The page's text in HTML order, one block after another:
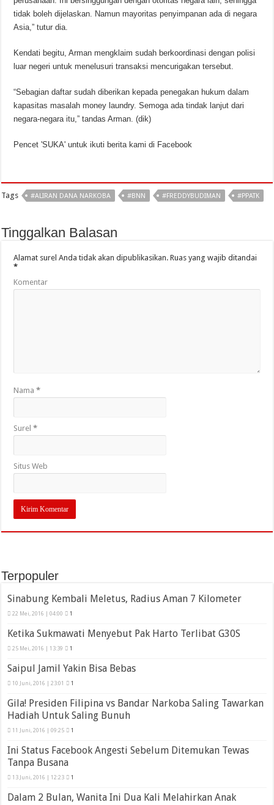
tidak boleh dijelaskan. Namun mayoritas penyimpanan ada di negara
Asia,” tutur dia.
Kendati begitu, Arman mengklaim sudah berkoordinasi dengan polisi
luar negeri untuk menelusuri transaksi mencurigakan tersebut.
“Sebagian daftar sudah diberikan kepada penegakan hukum dalam
kapasitas masalah money laundry. Semoga ada tindak lanjut dari
negara-negara itu,” tandas Arman. (dik)
Pencet 'SUKA' untuk ikuti berita kami di Facebook
Tags #ALIRAN DANA NARKOBA #BNN #FREDDYBUDIMAN #PPATK
Tinggalkan Balasan
Alamat surel Anda tidak akan dipublikasikan. Ruas yang wajib ditandai
*
Komentar
Nama*
Surel*
Situs Web
Terpopuler
Sinabung Kembali Meletus, Radius Aman 7 Kilometer
22 Mei, 2016 | 04:00 1
Ketika Sukmawati Menyebut Pak Harto Terlibat G30S
25 Mei, 2016 | 13:39 1
Saipul Jamil Yakin Bisa Bebas
10 Juni, 2016 | 23:01 1
Gila! Presiden Filipina vs Bandar Narkoba Saling Tawarkan
Hadiah Untuk Saling Bunuh
11 Juni, 2016 | 09:25 1
Ini Status Facebook Angesti Sebelum Ditemukan Tewas
Tanpa Busana
13 Juni, 2016 | 12:23 1
Dalam 2 Bulan, Wanita Ini Dua Kali Melahirkan Anak